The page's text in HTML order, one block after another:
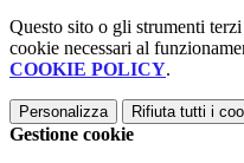
Questo sito o gli strumenti
cookie necessari al
COOKIE POLICY.
Personalizza Rifiuta tutti i
Gestione cookie